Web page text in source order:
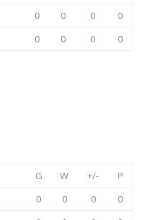
0 0 0
0
0 0 0 0
G W +/-
P
0 0 0
0